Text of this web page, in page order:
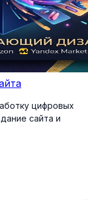
цифровых
сайта и